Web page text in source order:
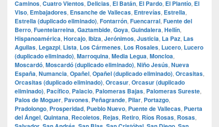
Caminos, Cuatro Vientos, Delicias, El Batán, El Pardo, El Plantío, El
Viso, Embajadores, Ensanche de Vallecas, Entrevías, Estrella,
Estrella (duplicado eliminado), Fontarrón, Fuencarral, Fuente del
Berro, Fuentelarreina, Gaztambide, Goya, Guindalera, Hellín,
Hispanoamérica, Horcajo, Ibiza, Jerónimos, Justicia, La Paz, Las
Aguilas, Legazpi, Lista, Los Cármenes, Los Rosales, Lucero, Lucero
(duplicado eliminado), Marroquina, Media Legua, Moncloa,
Moscardó, Moscardó (duplicado eliminado), Niño Jesús, Nueva
España, Numancia, Opañel, Opañel (duplicado eliminado), Orcasitas,
Orcasitas (duplicado eliminado), Orcasur, Orcasur (duplicado
eliminado), Pacífico, Palacio, Palomeras Bajas, Palomeras Sureste,
Palos de Moguer, Pavones, Peñagrande, Pilar, Portazgo,
Pradolongo, Prosperidad, Pueblo Nuevo, Puente de Vallecas, Puerta
del Ángel, Quintana, Recoletos, Rejas, Retiro, Ríos Rosas, Rosas,